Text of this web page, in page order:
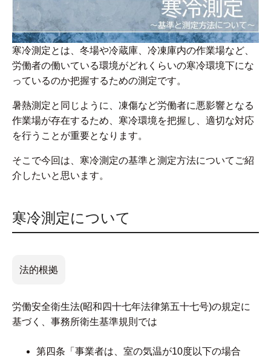
寒冷測定とは、冬場や冷蔵庫、冷凍庫内の作業場など、
労働者の働いている環境がどれくらいの寒冷環境下にな
っているのか把握するための測定です。
暑熱測定と同じように、凍傷など労働者に悪影響となる
作業場が存在するため、寒冷環境を把握し、適切な対応
を行うことが重要となります。
そこで今回は、寒冷測定の基準と測定方法についてご紹
介したいと思います。
寒冷測定について
法的根拠
労働安全衛生法(昭和四十七年法律第五十七号)の規定に
基づく、事務所衛生基準規則では
第四条「事業者は、室の気温が10度以下の場合